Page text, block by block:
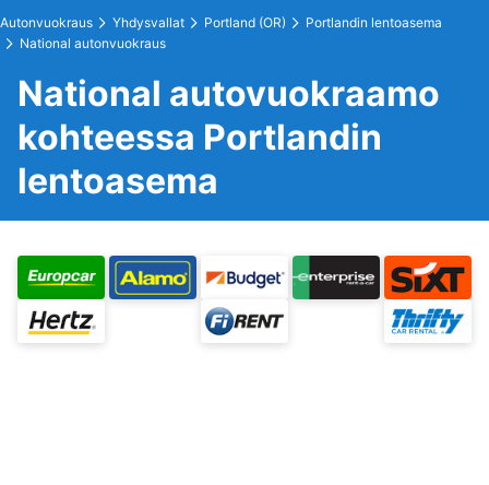
Autonvuokraus Yhdysvallat Portland (OR)
Portlandin lentoasema
National autonvuokraus
National autovuokraamo
kohteessa Portlandin
lentoasema